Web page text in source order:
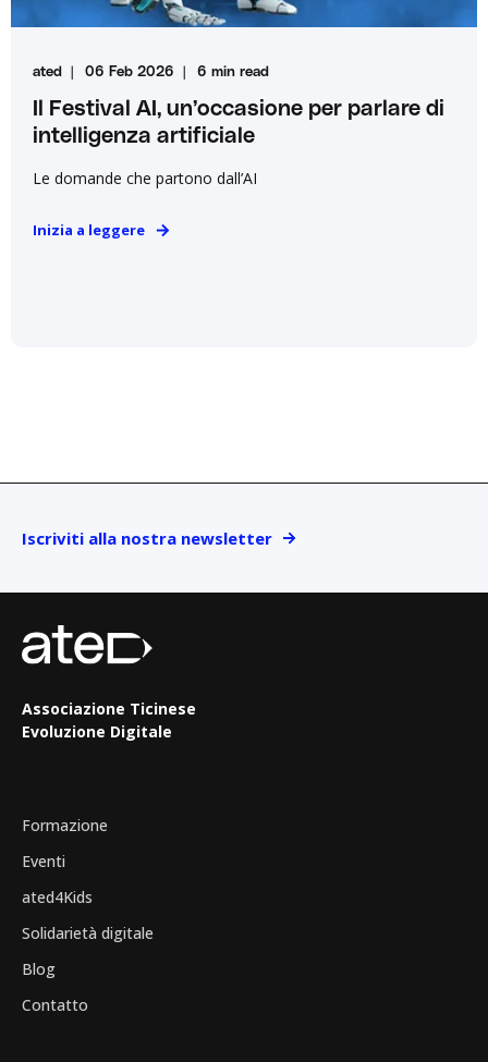
ated 06 Feb 2026 6 min read
Il Festival AI, un’occasione per parlare di
intelligenza artificiale
Le domande che partono dall’AI
Inizia a leggere
Iscriviti alla nostra newsletter
Associazione Ticinese
Evoluzione Digitale
Formazione
Eventi
ated4Kids
Solidarietà digitale
Blog
Contatto